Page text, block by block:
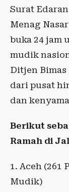
Surat
Menag
buka 24 jam
mudik
Ditjen
dari pusat
dan
Berikut
Ramah di
1. Aceh (261
Mudik)